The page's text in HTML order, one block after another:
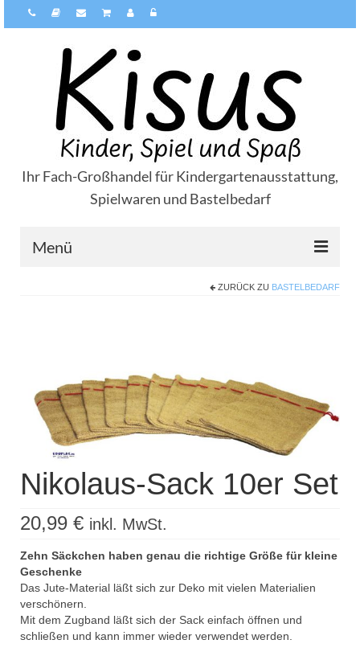
Ihr Fach-Großhandel für Kindergartenausstattung,
Spielwaren und Bastelbedarf
Menü
Kisus Katalog anfordern
Newsletter
Kontakt
Log In / Mein Konto
Products
search
ZURÜCK ZU BASTELBEDARF
Nikolaus-Sack 10er Set
20,99 € inkl. MwSt.
Zehn Säckchen haben genau die richtige Größe für kleine
Geschenke
Das Jute-Material läßt sich zur Deko mit vielen Materialien
verschönern.
Mit dem Zugband läßt sich der Sack einfach öffnen und
schließen und kann immer wieder verwendet werden.